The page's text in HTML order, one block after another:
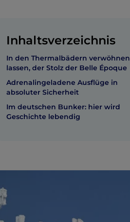
Inhaltsverzeichnis
In den Thermalbädern verwöhnen
lassen, der Stolz der Belle Époque
Adrenalingeladene Ausflüge in
absoluter Sicherheit
Im deutschen Bunker: hier wird
Geschichte lebendig